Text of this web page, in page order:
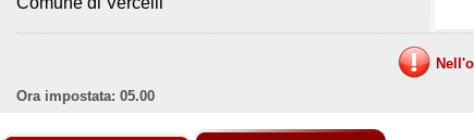
Ora impostata: 05.00